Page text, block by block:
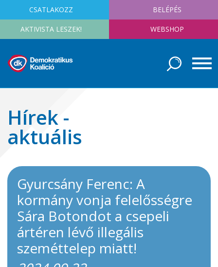
CSATLAKOZZ BELÉPÉS
AKTIVISTA LESZEK! WEBSHOP
Hírek -
aktuális
Gyurcsány Ferenc: A
kormány vonja felelősségre
Sára Botondot a csepeli
ártéren lévő illegális
szeméttelep miatt!